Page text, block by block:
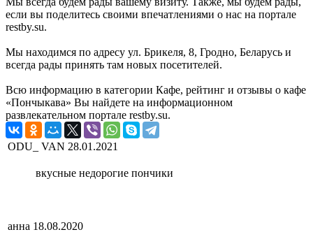
если вы поделитесь своими впечатлениями о нас на портале
restby.su.
Мы находимся по адресу ул. Брикеля, 8, Гродно, Беларусь и
всегда рады принять там новых посетителей.
Всю информацию в категории Кафе, рейтинг и отзывы о кафе
«Пончыкава» Вы найдете на информационном
развлекательном портале restby.su.
ODU_ VAN 28.01.2021
вкусные недорогие пончики
анна 18.08.2020